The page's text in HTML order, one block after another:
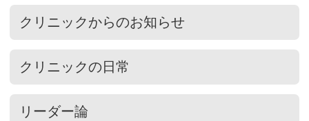
クリニックからのお知らせ
クリニックの日常
リーダー論